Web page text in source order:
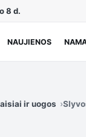
8 d.
NAUJIENOS
ir uogos